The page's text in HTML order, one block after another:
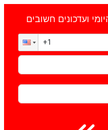
ועדכונים חשובים